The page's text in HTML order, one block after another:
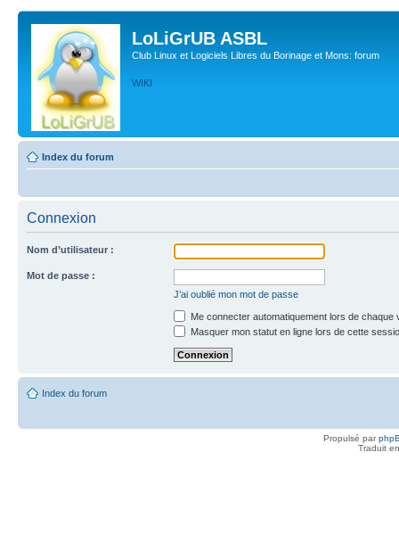
LoLiGrUB ASBL
Club Linux et Logiciels Libres du Borinage et Mons: forum
WIKI
Index du forum
Connexion
Nom d’utilisateur :
Mot de passe :
J’ai oublié mon mot de passe
Me connecter automatiquement lors de chaque
Masquer mon statut en ligne lors de cette
Index du forum
Propulsé par
Traduit